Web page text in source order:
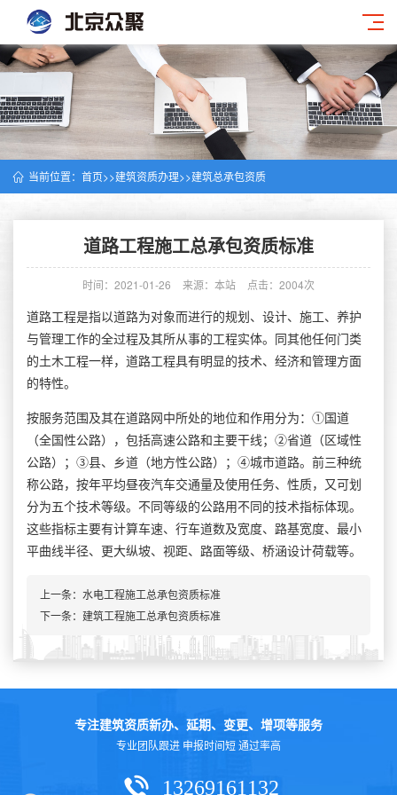
当前位置： 首页>>建筑资质办理>>建筑总承包资质
道路工程施工总承包资质标准
时间：2021-01-26 来源：本站 点击：2004次
道路工程是指以道路为对象而进行的规划、设计、施工、养护
与管理工作的全过程及其所从事的工程实体。同其他任何门类
的土木工程一样，道路工程具有明显的技术、经济和管理方面
的特性。
按服务范围及其在道路网中所处的地位和作用分为：①国道
（全国性公路），包括高速公路和主要干线；②省道（区域性
公路）；③县、乡道（地方性公路）；④城市道路。前三种统
称公路，按年平均昼夜汽车交通量及使用任务、性质，又可划
分为五个技术等级。不同等级的公路用不同的技术指标体现。
这些指标主要有计算车速、行车道数及宽度、路基宽度、最小
平曲线半径、更大纵坡、视距、路面等级、桥涵设计荷载等。
上一条： 水电工程施工总承包资质标准
下一条： 建筑工程施工总承包资质标准
专注建筑资质新办、延期、变更、增项等服务
专业团队跟进 申报时间短 通过率高
13269161132